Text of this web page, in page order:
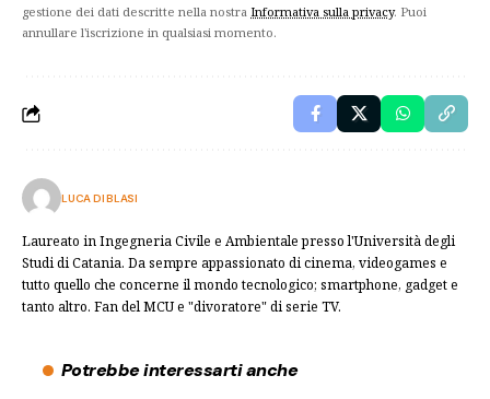
gestione dei dati descritte nella nostra Informativa sulla privacy. Puoi
annullare l'iscrizione in qualsiasi momento.
LUCA DI BLASI
Laureato in Ingegneria Civile e Ambientale presso l'Università degli
Studi di Catania. Da sempre appassionato di cinema, videogames e
tutto quello che concerne il mondo tecnologico; smartphone, gadget e
tanto altro. Fan del MCU e "divoratore" di serie TV.
Potrebbe interessarti anche